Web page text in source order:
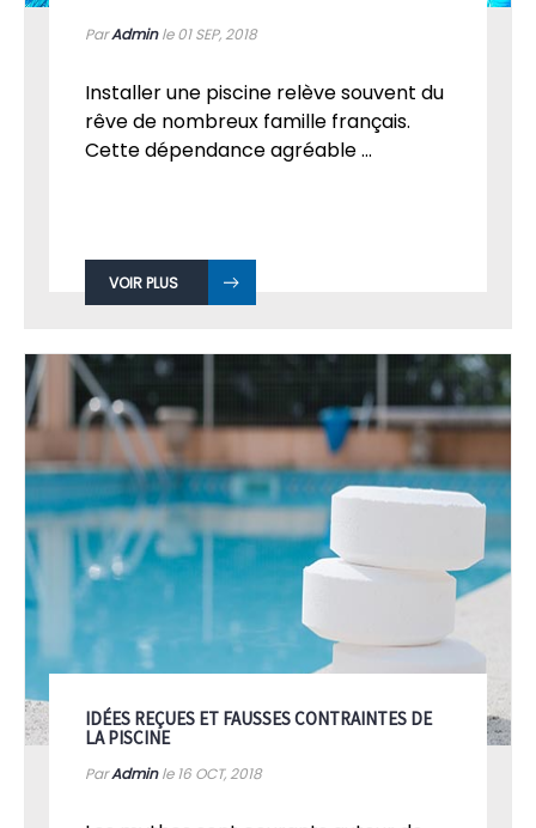
ParAdminle 01SEP, 2018
Installer une piscine relève souvent du
rêve de nombreux famille français.
Cette dépendance agréable ...
VOIR PLUS
IDÉES REÇUES ET FAUSSES CONTRAINTES DE
LA PISCINE
ParAdminle 16 OCT, 2018